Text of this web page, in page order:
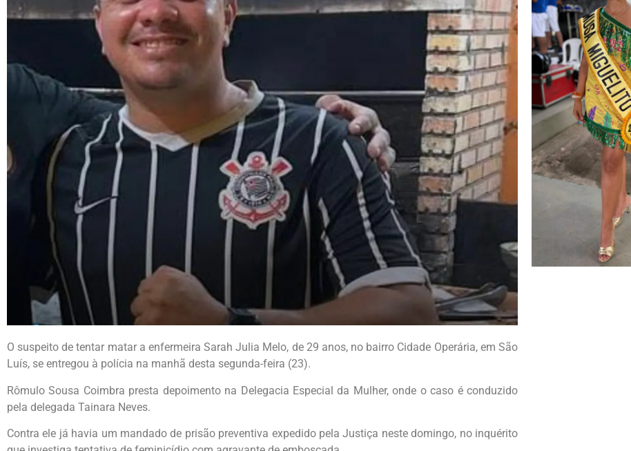
O suspeito de tentar matar a enfermeira Sarah Julia Melo, de 29 anos, no bairro Cidade Operária, em São
Luís, se entregou à polícia na manhã desta segunda-feira (23).
Rômulo Sousa Coimbra presta depoimento na Delegacia Especial da Mulher, onde o caso é conduzido
pela delegada Tainara Neves.
Contra ele já havia um mandado de prisão preventiva expedido pela Justiça neste domingo, no inquérito